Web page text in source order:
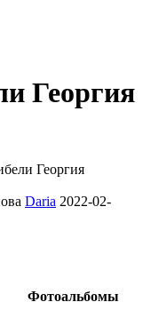
Георгия
Георгия
Daria 2022-02-
Фотоальбомы